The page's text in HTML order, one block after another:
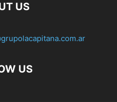
US
US